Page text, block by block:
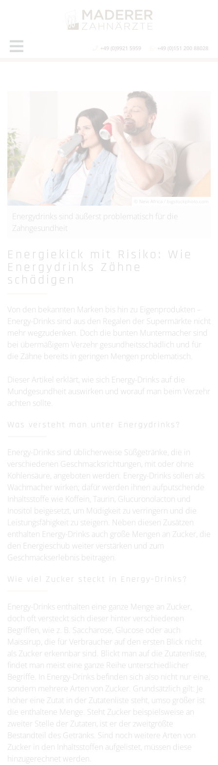
+49 (0)9921 5959 +49 (0)151 200 88028
© New Africa / bigstockphoto.com
Energydrinks sind äußerst problematisch für die
Zahngesundheit
Energiekick mit Risiko: Wie
Energydrinks Zähne
schädigen
Von den bekannten Marken bis hin zu Eigenprodukten –
Energy-Drinks sind aus den Regalen der Supermärkte nicht
mehr wegzudenken. Doch die bunten Muntermacher sind
bei übermäßigem Verzehr gesundheitsschädlich und für
die Zähne bereits in geringen Mengen problematisch.
Dieser Artikel erklärt, wie sich Energy-Drinks auf die
Mundgesundheit auswirken und worauf man beim Verzehr
achten sollte.
Was versteht man unter Energydrinks?
Energy-Drinks sind üblicherweise Süßgetränke, die in
verschiedenen Geschmacksrichtungen, mit oder ohne
Kohlensäure, angeboten werden. Energy-Drinks sollen als
Wachmacher wirken; dafür werden ihnen aufputschende
Inhaltsstoffe wie Koffein, Taurin, Glucuronolacton und
Inositol beigesetzt, um Müdigkeit zu verringern und die
Leistungsfähigkeit zu steigern. Neben diesen Zusätzen
enthalten Energy-Drinks auch große Mengen an Zucker, die
den Energieschub weiter verstärken und zum
Geschmackserlebnis beitragen.
Wie viel Zucker steckt in Energy-Drinks?
Energy-Drinks enthalten eine ganze Menge an Zucker,
doch oft versteckt sich dieser hinter verschiedenen
Begriffen, wie z. B. Saccharose, Glucose oder auch
Maissirup, die für Verbraucher auf den ersten Blick nicht
als Zucker erkennbar sind. Blickt man auf die Zutatenliste,
findet man meist eine ganze Reihe unterschiedlicher
Begriffe. In Energy-Drinks befinden sich also nicht nur eine,
sondern mehrere Arten von Zucker. Grundsätzlich gilt: Je
höher eine Zutat in der Zutatenliste steht, umso größer ist
die enthaltene Menge. Steht Zucker beispielsweise an
zweiter Stelle der Zutaten, ist er der zweitgrößte
Bestandteil des Getränks. Sind noch weitere Arten von
Zucker in den Inhaltsstoffen aufgelistet, müssen diese
hinzugerechnet werden.